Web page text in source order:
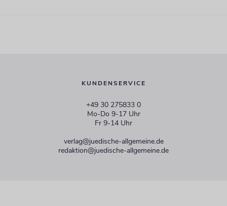
KUNDENSERVICE
+49 30 275833 0
Mo-Do 9-17 Uhr
Fr 9-14 Uhr
verlag@juedische-allgemeine.de
redaktion@juedische-allgemeine.de